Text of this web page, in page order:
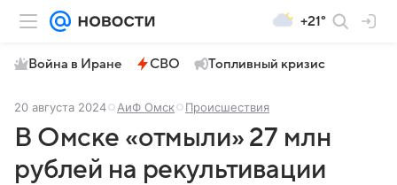
+21°
Война в Иране СВО Топливный кризис
20 августа 2024 АиФ Омск Происшествия
В Омске «отмыли» 27 млн
рублей на рекультивации